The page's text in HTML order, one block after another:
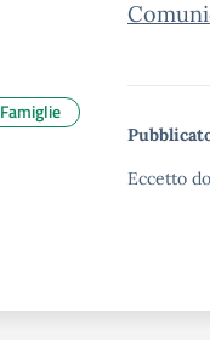
Eccetto
Famiglie